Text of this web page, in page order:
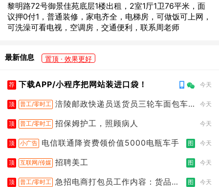
黎明路72号御景佳苑底层1楼出租，2室1厅1卫76平米，面
议押0付1，普通装修，家电齐全，电梯房，可做饭可上网，
可洗澡可看电视，空调房，交通便利，联系周老师
最新信息 置顶 · 效果更好
荐 下载APP/小程序把网站装进口袋！ 今天
顶 普工/零时工 涪陵邮政快递员送货员三轮车面包车
今天
顶 普工/零时工 招保姆护工，照顾病人 今天
顶 小广告 电信联通降资费领价值5000电瓶车手 图 今天
顶 互联网/传媒 招聘美工 图 今天
顶 普工/零时工 急招电商打包员工作内容：货品分
图 今天